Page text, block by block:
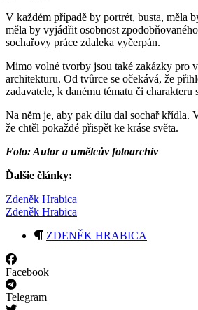
V každém případě by portrét, busta, měla
měla by vyjádřit osobnost
sochařovy práce zdaleka vyčerpán.
Mimo volné tvorby jsou také zakázky pro
architekturu. Od tvůrce se očekává, že
zadavatele, k danému tématu či charakteru
Na něm je, aby pak dílu dal sochař křídla.
že chtěl pokaždé přispět ke kráse světa.
Foto: Autor a umělcův fotoarchiv
Ďalšie články:
Zdeněk Hrabica
Zdeněk Hrabica
ZDENĚK HRABICA
Facebook
Telegram